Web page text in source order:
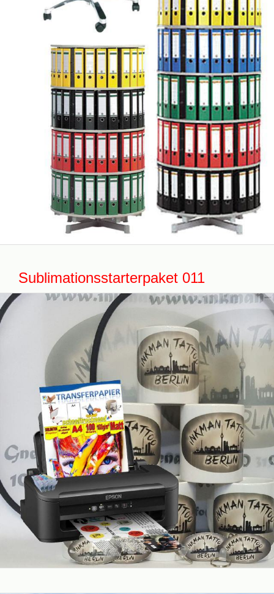
Sublimationsstarterpaket 011